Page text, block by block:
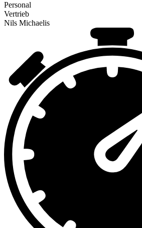
Personal
Vertrieb
Nils Michaelis